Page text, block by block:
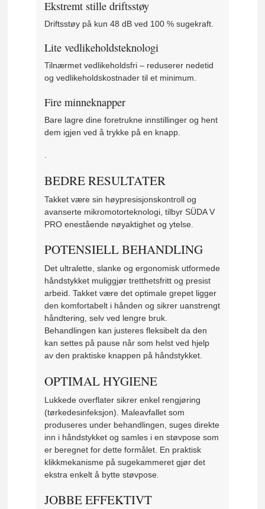
Ekstremt stille driftsstøy
Driftsstøy på kun 48 dB ved 100 % sugekraft.
Lite vedlikeholdsteknologi
Tilnærmet vedlikeholdsfri – reduserer nedetid
og vedlikeholdskostnader til et minimum.
Fire minneknapper
Bare lagre dine foretrukne innstillinger og hent
dem igjen ved å trykke på en knapp.
.
BEDRE RESULTATER
Takket være sin høypresisjonskontroll og
avanserte mikromotorteknologi, tilbyr SÜDA V
PRO enestående nøyaktighet og ytelse.
POTENSIELL BEHANDLING
Det ultralette, slanke og ergonomisk utformede
håndstykket muliggjør tretthetsfritt og presist
arbeid. Takket være det optimale grepet ligger
den komfortabelt i hånden og sikrer uanstrengt
håndtering, selv ved lengre bruk.
Behandlingen kan justeres fleksibelt da den
kan settes på pause når som helst ved hjelp
av den praktiske knappen på håndstykket.
OPTIMAL HYGIENE
Lukkede overflater sikrer enkel rengjøring
(tørkedesinfeksjon). Maleavfallet som
produseres under behandlingen, suges direkte
inn i håndstykket og samles i en støvpose som
er beregnet for dette formålet. En praktisk
klikkmekanisme på sugekammeret gjør det
ekstra enkelt å bytte støvpose.
JOBBE EFFEKTIVT